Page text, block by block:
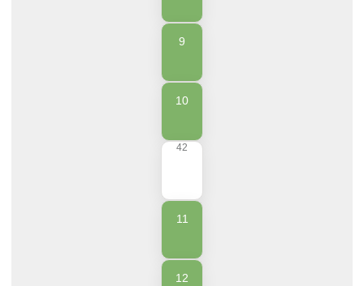
9
10
42
11
12